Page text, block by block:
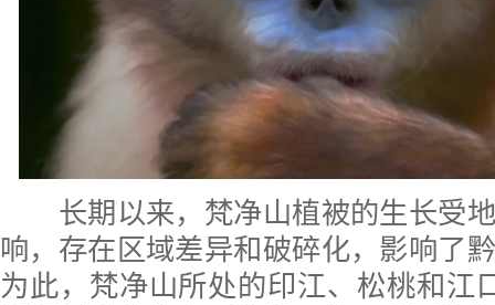
长期以来，梵净山植被的生长受地
响，存在区域差异和破碎化，影响了
为此，梵净山所处的印江、松桃和江